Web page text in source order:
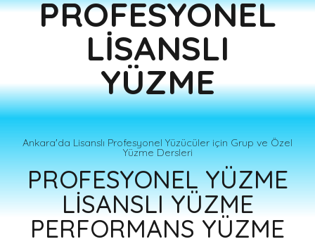
PROFESYONEL
LİSANSLI
YÜZME
Ankara'da Lisanslı Profesyonel Yüzücüler için Grup ve Özel
Yüzme Dersleri
PROFESYONEL YÜZME
LİSANSLI YÜZME
PERFORMANS YÜZME